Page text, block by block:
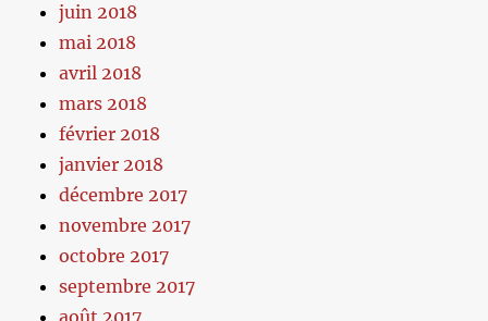
juin 2018
mai 2018
avril 2018
mars 2018
février 2018
janvier 2018
décembre 2017
novembre 2017
octobre 2017
septembre 2017
août 2017